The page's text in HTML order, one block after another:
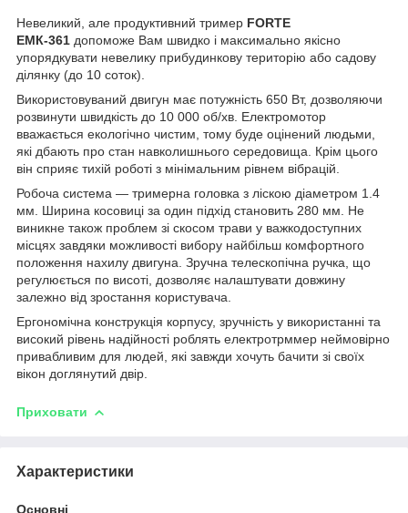
Невеликий, але продуктивний тример FORTE
ЕМК-361 допоможе Вам швидко і максимально якісно
упорядкувати невелику прибудинкову територію або садову
ділянку (до 10 соток).
Використовуваний двигун має потужність 650 Вт, дозволяючи
розвинути швидкість до 10 000 об/хв. Електромотор
вважається екологічно чистим, тому буде оцінений людьми,
які дбають про стан навколишнього середовища. Крім цього
він сприяє тихій роботі з мінімальним рівнем вібрацій.
Робоча система — тримерна головка з ліскою діаметром 1.4
мм. Ширина косовиці за один підхід становить 280 мм. Не
виникне також проблем зі скосом трави у важкодоступних
місцях завдяки можливості вибору найбільш комфортного
положення нахилу двигуна. Зручна телескопічна ручка, що
регулюється по висоті, дозволяє налаштувати довжину
залежно від зростання користувача.
Ергономічна конструкція корпусу, зручність у використанні та
високий рівень надійності роблять електротрммер неймовірно
привабливим для людей, які завжди хочуть бачити зі своїх
вікон доглянутий двір.
Приховати
Характеристики
Основні